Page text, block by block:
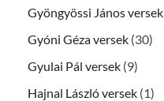
Gyöngyössi János versek
Gyóni Géza versek (30)
Gyulai Pál versek (9)
Hajnal László versek (1)